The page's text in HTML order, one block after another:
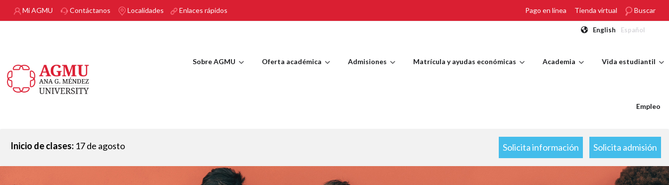
Pasar al contenido principal
Mi AGMU Contáctanos Localidades Enlaces rápidos Pago en línea Tienda virtual Buscar
English Español
Sobre AGMU Oferta académica Admisiones Matrícula y ayudas económicas Academia Vida estudiantil
Empleo
Inicio de clases: 17 de agosto Solicita información Solicita admisión